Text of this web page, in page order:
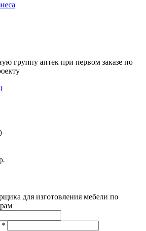
группу аптек при первом заказе по
для изготовления мебели по
*